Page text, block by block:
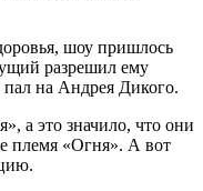
шоу пришлось
разрешил ему
пал на Андрея Дикого.
а это значило, что они
племя «Огня». А вот